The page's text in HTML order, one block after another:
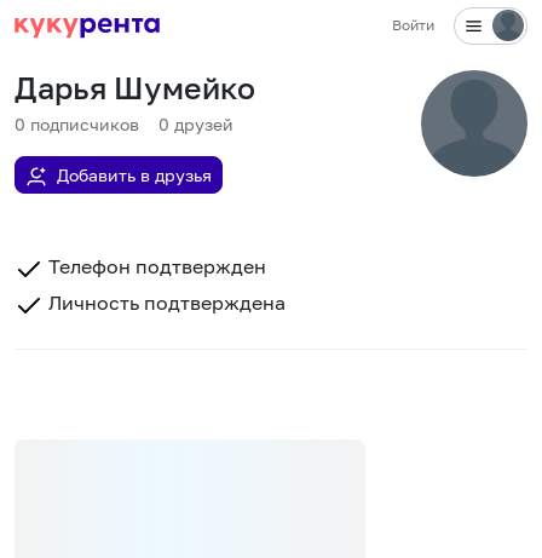
Войти
Дарья Шумейко
0 подписчиков 0 друзей
Добавить в друзья
Телефон подтвержден
Личность подтверждена